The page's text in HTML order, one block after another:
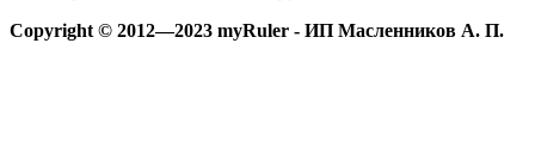
Copyright © 2012—2023 myRuler - ИП Масленников А. П.